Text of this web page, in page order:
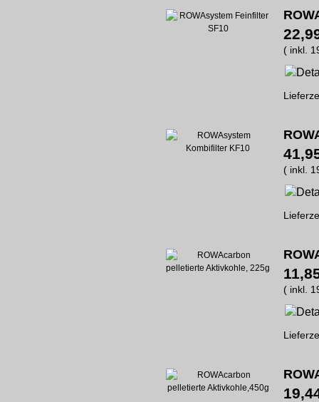
( inkl.
( inkl.
( inkl.